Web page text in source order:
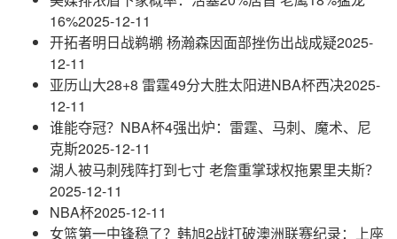
16%2025-12-11
开拓者明日战鹈鹕 杨瀚森因面部挫伤出战成疑2025-
12-11
亚历山大28+8 雷霆49分大胜太阳进NBA杯西决2025-
12-11
谁能夺冠？NBA杯4强出炉：雷霆、马刺、魔术、尼
克斯2025-12-11
湖人被马刺残阵打到七寸 老詹重掌球权拖累里夫斯？
2025-12-11
NBA杯2025-12-11
女篮第一中锋稳了？韩旭2战打破澳洲联赛纪录：上座